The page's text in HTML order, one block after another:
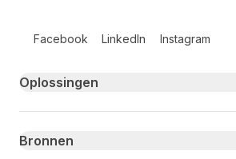
Facebook LinkedIn Instagram
Primary footer navigation
Oplossingen
Bronnen